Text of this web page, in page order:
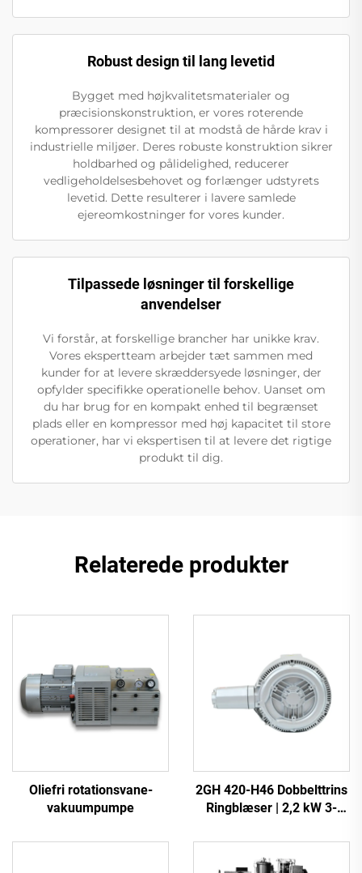
Robust design til lang levetid
Bygget med højkvalitetsmaterialer og
præcisionskonstruktion, er vores roterende
kompressorer designet til at modstå de hårde krav i
industrielle miljøer. Deres robuste konstruktion sikrer
holdbarhed og pålidelighed, reducerer
vedligeholdelsesbehovet og forlænger udstyrets
levetid. Dette resulterer i lavere samlede
ejereomkostninger for vores kunder.
Tilpassede løsninger til forskellige
anvendelser
Vi forstår, at forskellige brancher har unikke krav.
Vores ekspertteam arbejder tæt sammen med
kunder for at levere skræddersyede løsninger, der
opfylder specifikke operationelle behov. Uanset om
du har brug for en kompakt enhed til begrænset
plads eller en kompressor med høj kapacitet til store
operationer, har vi ekspertisen til at levere det rigtige
produkt til dig.
Relaterede produkter
Oliefri rotationsvane-
vakuumpumpe
2GH 420-H46 Dobbelttrins
Ringblæser | 2,2 kW 3-